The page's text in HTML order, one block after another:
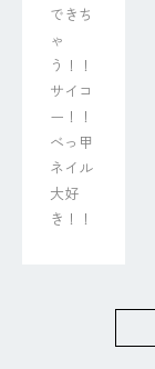
できち
ゃ
う！！
サイコ
ー！！
べっ甲
ネイル
大好
き！！